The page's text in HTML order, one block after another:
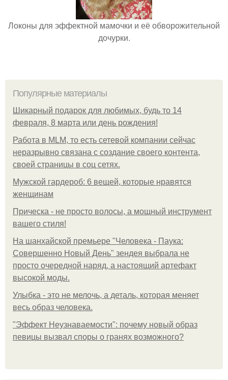
Локоны для эффектной мамочки и её обворожительной
дочурки.
Популярные материалы
Шикарный подарок для любимых, будь то 14
февраля, 8 марта или день рождения!
Работа в MLM, то есть сетевой компании сейчас
неразрывно связана с создание своего контента,
своей страницы в соц сетях.
Мужской гардероб: 6 вещей, которые нравятся
женщинам
Прическа - не просто волосы, а мощный инструмент
вашего стиля!
На шанхайской премьере "Человека - Паука:
Совершенно Новый День" зендея выбрала не
просто очередной наряд, а настоящий артефакт
высокой моды.
Улыбка - это не мелочь, а деталь, которая меняет
весь образ человека.
"Эффект Неузнаваемости": почему новый образ
певицы вызвал споры о гранях возможного?